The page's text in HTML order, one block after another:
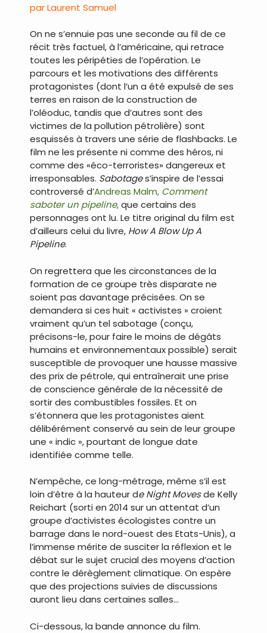
par Laurent Samuel
On ne s’ennuie pas une seconde au fil de ce
récit très factuel, à l’américaine, qui retrace
toutes les péripéties de l’opération. Le
parcours et les motivations des différents
protagonistes (dont l’un a été expulsé de ses
terres en raison de la construction de
l’oléoduc, tandis que d’autres sont des
victimes de la pollution pétrolière) sont
esquissés à travers une série de flashbacks. Le
film ne les présente ni comme des héros, ni
comme des «éco-terroristes» dangereux et
irresponsables. Sabotages’inspire de l’essai
controversé d’Andreas Malm, Comment
saboter un pipeline,que certains des
personnages ont lu. Le titre original du film est
d’ailleurs celui du livre, How A Blow Up A
Pipeline.
On regrettera que les circonstances de la
formation de ce groupe très disparate ne
soient pas davantage précisées. On se
demandera si ces huit « activistes » croient
vraiment qu’un tel sabotage (conçu,
précisons-le, pour faire le moins de dégâts
humains et environnementaux possible) serait
susceptible de provoquer une hausse massive
des prix de pétrole, qui entraînerait une prise
de conscience générale de la nécessité de
sortir des combustibles fossiles. Et on
s’étonnera que les protagonistes aient
délibérément conservé au sein de leur groupe
une « indic », pourtant de longue date
identifiée comme telle.
N’empêche, ce long-métrage, même s’il est
loin d’être à la hauteur de Night Movesde Kelly
Reichart (sorti en 2014 sur un attentat d’un
groupe d’activistes écologistes contre un
barrage dans le nord-ouest des Etats-Unis), a
l’immense mérite de susciter la réflexion et le
débat sur le sujet crucial des moyens d’action
contre le dérèglement climatique. On espère
que des projections suivies de discussions
auront lieu dans certaines salles…
Ci-dessous, la bande annonce du film.